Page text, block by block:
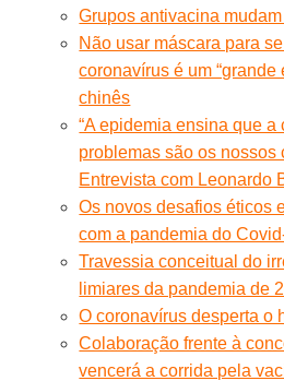
Grupos antivacina
Não usar máscara para
coronavírus é um “grande
chinês
“A epidemia ensina que
problemas são os nossos
Entrevista com Leonardo
Os novos desafios éticos
com a pandemia do
Travessia conceitual do
limiares da pandemia de
O coronavírus desperta o
Colaboração frente à
vencerá a corrida pela